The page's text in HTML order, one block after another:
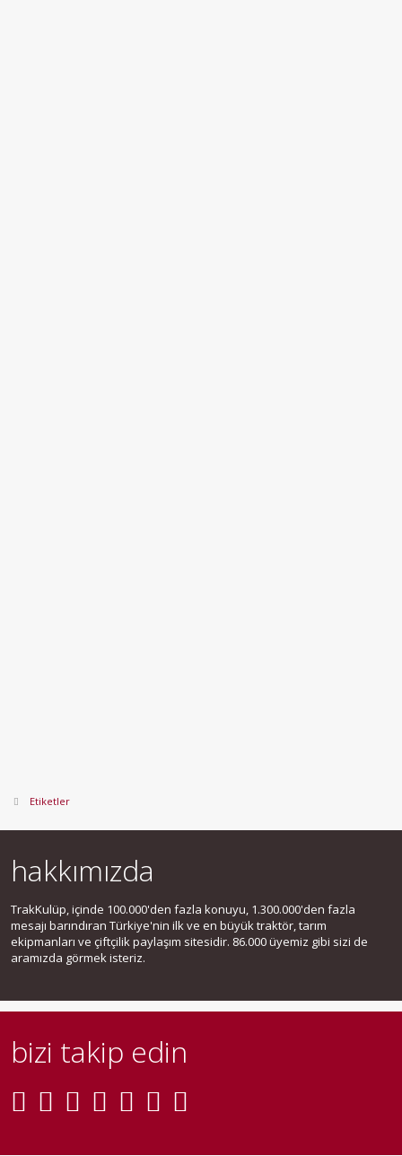
Etiketler
hakkımızda
TrakKulüp, içinde 100.000'den fazla konuyu, 1.300.000'den fazla
mesajı barındıran Türkiye'nin ilk ve en büyük traktör, tarım
ekipmanları ve çiftçilik paylaşım sitesidir. 86.000 üyemiz gibi sizi de
aramızda görmek isteriz.
bizi takip edin